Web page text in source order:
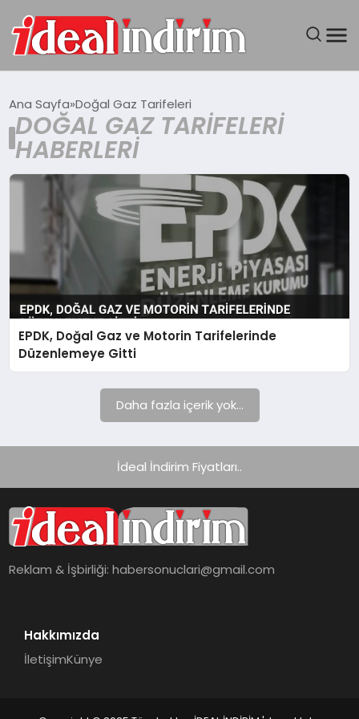
BILGISAYAR
DÜNYA
SEYAHAT
TEKNOLOJI
YAŞAM
Ana Sayfa Doğal Gaz Tarifeleri
DOĞAL GAZ TARIFELERI
HABERLERI
EPDK, Doğal Gaz ve Motorin Tarifelerinde
Düzenlemeye Gitti
Daha fazla içerik yok...
İdeal İndirim Fiyatları..
Reklam & İşbirliği:habersonuclari@gmail.com
Hakkımızda
İletişimKünye